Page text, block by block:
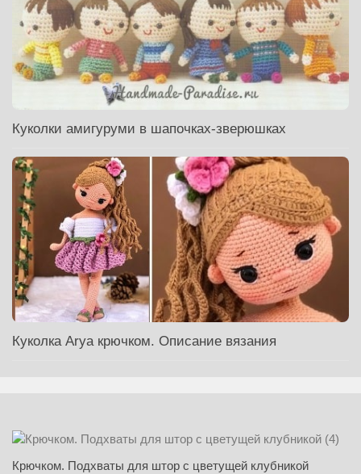
Куколки амигуруми в шапочках-зверюшках
Куколка Arya крючком. Описание вязания
Крючком. Подхваты для штор с цветущей клубникой